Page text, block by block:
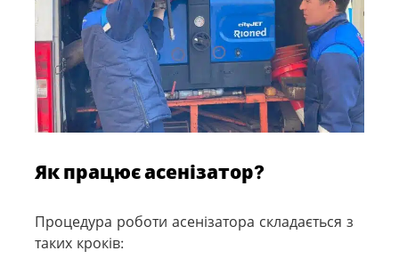
Як працює асенізатор?
Процедура роботи асенізатора складається з
таких кроків: